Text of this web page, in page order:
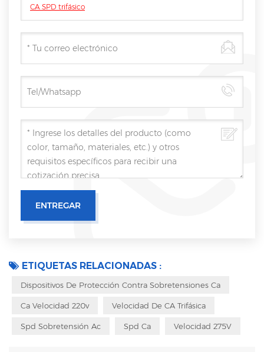
CA SPD trifásico
ETIQUETAS RELACIONADAS :
Dispositivos De Protección Contra Sobretensiones Ca
Ca Velocidad 220v Velocidad De CA Trifásica
Spd Sobretensión Ac Spd Ca Velocidad 275V